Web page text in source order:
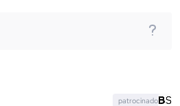
patrocinado